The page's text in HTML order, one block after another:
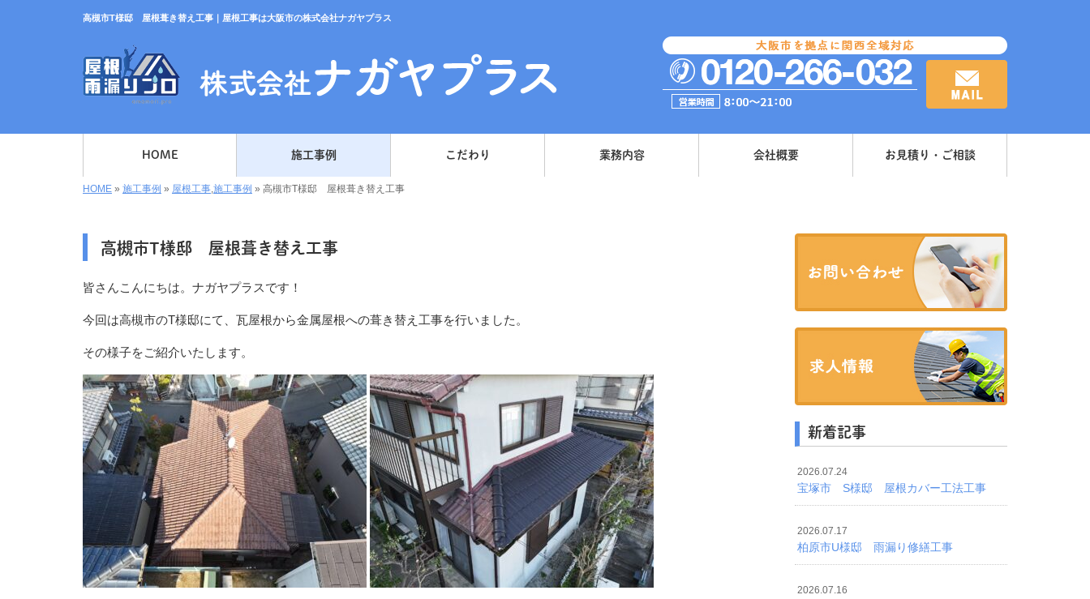
高槻市T様邸 屋根葺き替え工事｜屋根工事は大阪市の株式会社ナガヤプラス
HOME 施工事例 こだわり 業務内容 会社概要 お見積り・ご相談
HOME » 施工事例 » 屋根工事,施工事例 » 高槻市T様邸 屋根葺き替え工事
高槻市T様邸 屋根葺き替え工事
皆さんこんにちは。ナガヤプラスです！
今回は高槻市のT様邸にて、瓦屋根から金属屋根への葺き替え工事を行いました。
その様子をご紹介いたします。
新着記事
2026.07.24
宝塚市 S様邸 屋根カバー工法工事
2026.07.17
柏原市U様邸 雨漏り修繕工事
2026.07.16